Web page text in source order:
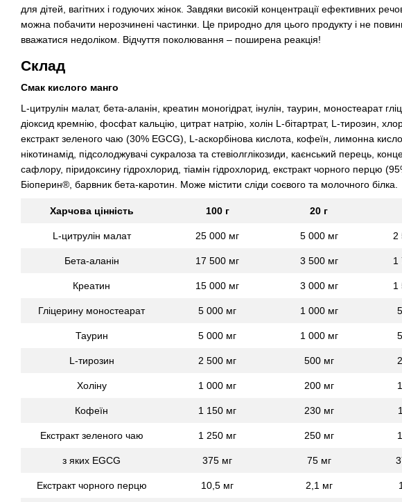
для дітей, вагітних і годуючих жінок. Завдяки високій концентрації ефективних
можна побачити нерозчинені частинки. Це природно для цього продукту і не
вважатися недоліком. Відчуття поколювання – поширена реакція!
Склад
Смак кислого манго
L-цитрулін малат, бета-аланін, креатин моногідрат, інулін, таурин, моностеарат
діоксид кремнію, фосфат кальцію, цитрат натрію, холін L-бітартрат, L-тирозин,
екстракт зеленого чаю (30% EGCG), L-аскорбінова кислота, кофеїн, лимонна
нікотинамід, підсолоджувачі сукралоза та стевіолглікозиди, каєнський перець,
сафлору, піридоксину гідрохлорид, тіамін гідрохлорид, екстракт чорного перцю
Біоперин®, барвник бета-каротин. Може містити сліди соєвого та молочного білка.
Харчова цінність 100 г 20 г
L-цитрулін малат 25 000 мг 5 000 мг 2
Бета-аланін 17 500 мг 3 500 мг 1
Креатин 15 000 мг 3 000 мг 1
Гліцерину моностеарат 5 000 мг 1 000 мг
Таурин 5 000 мг 1 000 мг
L-тирозин 2 500 мг 500 мг
Холіну 1 000 мг 200 мг
Кофеїн 1 150 мг 230 мг
Екстракт зеленого чаю 1 250 мг 250 мг
з яких EGCG 375 мг 75 мг
Екстракт чорного перцю 10,5 мг 2,1 мг